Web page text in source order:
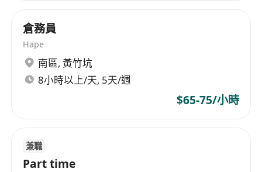
倉務員
Hape
南區, 黃竹坑
8小時以上/天, 5天/週
$65-75/小時
兼職
Part time